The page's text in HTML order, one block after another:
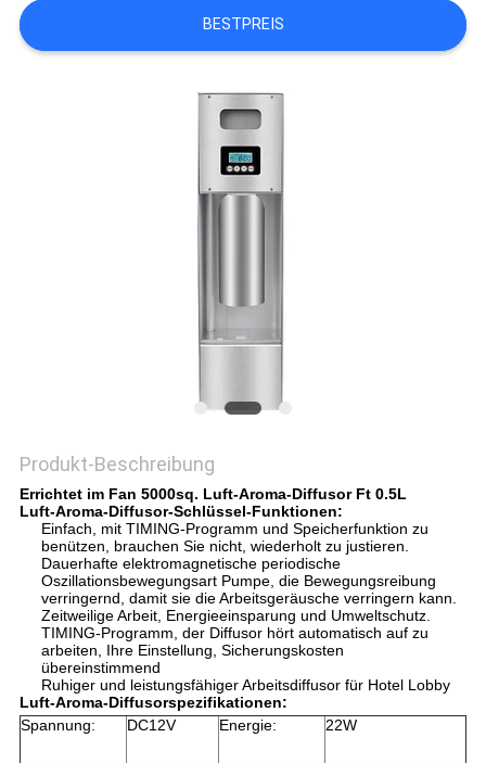
SHOPPING
BESTPREIS
Produkt-Beschreibung
Errichtet im Fan 5000sq. Luft-Aroma-Diffusor Ft 0.5L
Luft-Aroma-Diffusor-Schlüssel-Funktionen:
Einfach, mit TIMING-Programm und Speicherfunktion zu
benützen, brauchen Sie nicht, wiederholt zu justieren.
Dauerhafte elektromagnetische periodische
Oszillationsbewegungsart Pumpe, die Bewegungsreibung
verringernd, damit sie die Arbeitsgeräusche verringern kann.
Zeitweilige Arbeit, Energieeinsparung und Umweltschutz.
TIMING-Programm, der Diffusor hört automatisch auf zu
arbeiten, Ihre Einstellung, Sicherungskosten
übereinstimmend
Ruhiger und leistungsfähiger Arbeitsdiffusor für Hotel Lobby
Luft-Aroma-Diffusorspezifikationen:
Spannung:
DC12V Energie: 22W